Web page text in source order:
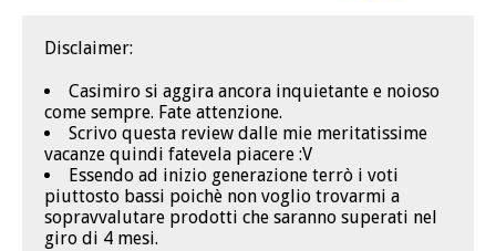
Disclaimer:
Casimiro si aggira ancora inquietante e noioso
come sempre. Fate attenzione.
Scrivo questa review dalle mie meritatissime
vacanze quindi fatevela piacere :V
Essendo ad inizio generazione terrò i voti
piuttosto bassi poichè non voglio trovarmi a
sopravvalutare prodotti che saranno superati nel
giro di 4 mesi.